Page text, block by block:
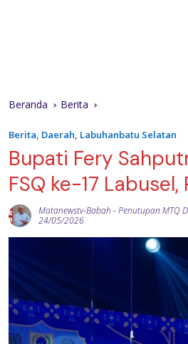
Beranda Berita
Berita, Daerah, Labuhanbatu Selatan
Bupati Fery
FSQ ke-17
Matanewstv-Babah -Penutupan MTQ
24/05/2026